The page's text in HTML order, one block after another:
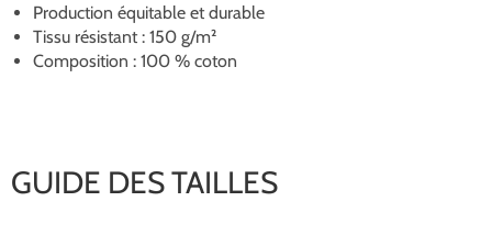
Production équitable et durable
Tissu résistant : 150 g/m²
Composition : 100 % coton
GUIDE DES TAILLES